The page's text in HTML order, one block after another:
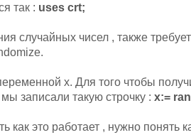
так : uses crt;
случайных чисел , также
x. Для того чтобы
записали такую строчку : x:=
как это работает , нужно понять